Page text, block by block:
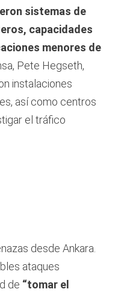
sistemas de
capacidades
menores de
Pete Hegseth,
instalaciones
así como centros
el tráfico
desde Ankara.
ataques
de “tomar el